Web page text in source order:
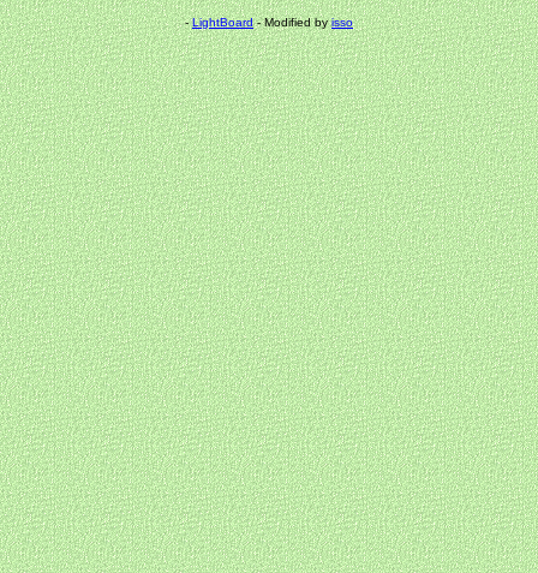
-LightBoard- Modified byisso